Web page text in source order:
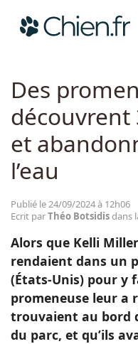
CHIEN.FR ACTUALITÉS
Des
découvrent
et
l’eau
Publié le 24/09/2024 à 12h06
Ecrit parThéo Botsidisdans
Alors que Kelli
rendaient dans un
(États-Unis) pour y
promeneuse leur a
trouvaient au bord
du parc, et qu’ils